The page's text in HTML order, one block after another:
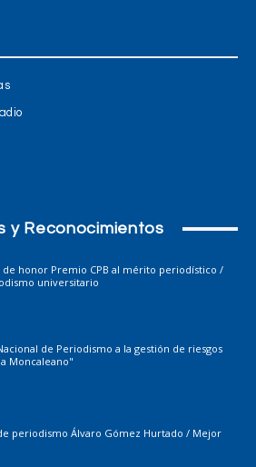
y Reconocimientos
de honor Premio CPB al mérito periodístico /
universitario
de Periodismo a la gestión de riesgos
Moncaleano"
periodismo Álvaro Gómez Hurtado / Mejor